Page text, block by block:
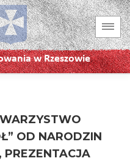
OD NARODZIN
PREZENTACJA